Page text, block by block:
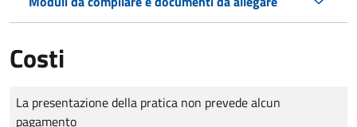
Costi
Tipo di pagamento
Importo
La presentazione della pratica non prevede alcun
pagamento